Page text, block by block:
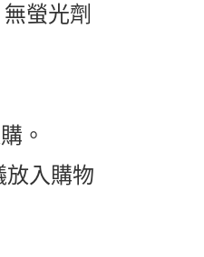
螢光劑
。
放入購物